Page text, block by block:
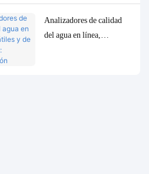
control y monitorización.
Analizadores de calidad
del agua en línea,